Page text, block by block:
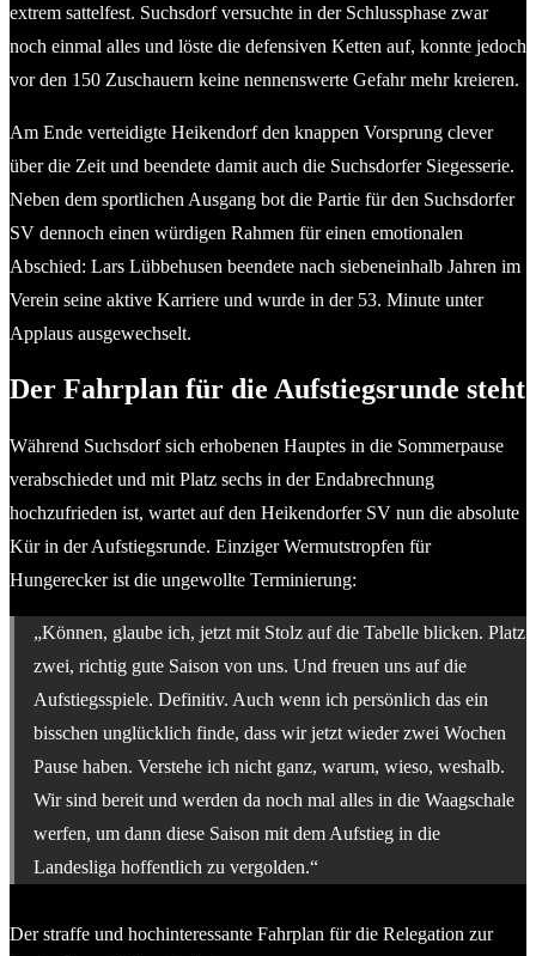
extrem sattelfest. Suchsdorf versuchte in der Schlussphase zwar
noch einmal alles und löste die defensiven Ketten auf, konnte jedoch
vor den 150 Zuschauern keine nennenswerte Gefahr mehr kreieren.
Am Ende verteidigte Heikendorf den knappen Vorsprung clever
über die Zeit und beendete damit auch die Suchsdorfer Siegesserie.
Neben dem sportlichen Ausgang bot die Partie für den Suchsdorfer
SV dennoch einen würdigen Rahmen für einen emotionalen
Abschied: Lars Lübbehusen beendete nach siebeneinhalb Jahren im
Verein seine aktive Karriere und wurde in der 53. Minute unter
Applaus ausgewechselt.
Der Fahrplan für die Aufstiegsrunde steht
Während Suchsdorf sich erhobenen Hauptes in die Sommerpause
verabschiedet und mit Platz sechs in der Endabrechnung
hochzufrieden ist, wartet auf den Heikendorfer SV nun die absolute
Kür in der Aufstiegsrunde. Einziger Wermutstropfen für
Hungerecker ist die ungewollte Terminierung:
„Können, glaube ich, jetzt mit Stolz auf die Tabelle blicken. Platz
zwei, richtig gute Saison von uns. Und freuen uns auf die
Aufstiegsspiele. Definitiv. Auch wenn ich persönlich das ein
bisschen unglücklich finde, dass wir jetzt wieder zwei Wochen
Pause haben. Verstehe ich nicht ganz, warum, wieso, weshalb.
Wir sind bereit und werden da noch mal alles in die Waagschale
werfen, um dann diese Saison mit dem Aufstieg in die
Landesliga hoffentlich zu vergolden.“
Der straffe und hochinteressante Fahrplan für die Relegation zur